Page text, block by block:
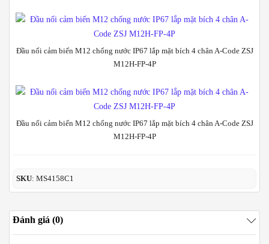
Đầu nối cảm biến M12 chống nước IP67 lắp mặt bích 4 chân A-Code ZSJ
M12H-FP-4P
Đầu nối cảm biến M12 chống nước IP67 lắp mặt bích 4 chân A-Code ZSJ
M12H-FP-4P
SKU: MS4158C1
Đánh giá (0)